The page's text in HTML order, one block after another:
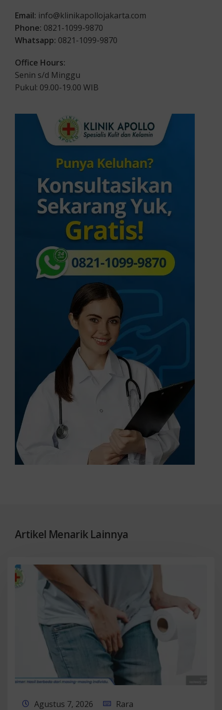
Email: info@klinikapollojakarta.com
Phone: 0821-1099-9870
Whatsapp: 0821-1099-9870
Office Hours:
Senin s/d Minggu
Pukul: 09.00-19.00 WIB
Artikel Menarik Lainnya
Agustus 7, 2026 Rara